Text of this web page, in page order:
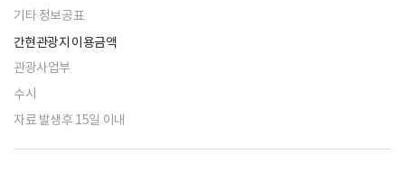
기타 정보공표
간현관광지 이용금액
관광사업부
수시
자료 발생후 15일 이내